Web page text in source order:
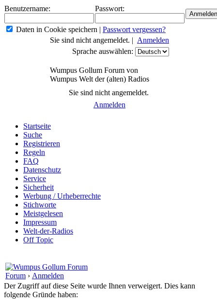
Benutzername: Passwort:
Daten in Cookie speichern | Passwort vergessen?
Sie sind nicht angemeldet. | Anmelden
Sprache auswählen:
Wumpus Gollum Forum von
Wumpus Welt der (alten) Radios
Sie sind nicht angemeldet.
Anmelden
Startseite
Suche
Registrieren
Regeln
FAQ
Datenschutz
Service
Sicherheit
Werbung / Urheberrechte
Stichworte
Meistgelesen
Impressum
Welt-der-Radios
Off Topic
Forum › Anmelden
Der Zugriff auf diese Seite wurde Ihnen verweigert. Dies kann
folgende Gründe haben: